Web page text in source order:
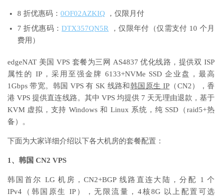
8 折优惠码： 0OF02AZKIQ ，仅限月付
7 折优惠码：DTX357QN5R ，仅限年付（仅需支付 10 个月
费用）
edgeNAT 美国 VPS 套餐为三网 AS4837 优化线路，提供双 ISP
属性的 IP，采用至强金牌 6133+NVMe SSD 企业盘，最高
1Gbps 带宽。韩国 VPS 有 SK 线路和韩国原生 IP（CN2），香
港 VPS 提供直连线路。其中 VPS 均提供 7 天无理由退款，基于
KVM 虚拟，支持 Windows 和 Linux 系统，纯 SSD（raid5+热
备）。
下面为大家详细介绍以下各大机房的套餐配置：
1、韩国 CN2 VPS
韩国首尔 LG 机房，CN2+BGP 线路直连大陆，分配 1 个
IPv4（韩国原生 IP），无限流量，4核8G 以上配置可选